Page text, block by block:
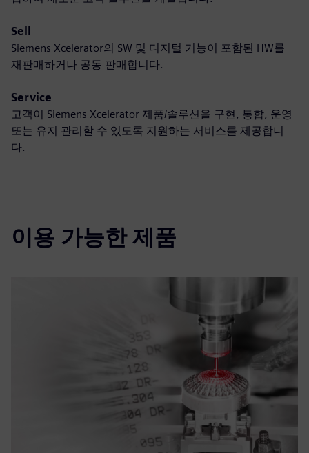
Sell
Siemens Xcelerator의 SW 및 디지털 기능이 포함된 HW를
재판매하거나 공동 판매합니다.
Service
고객이 Siemens Xcelerator 제품/솔루션을 구현, 통합, 운영
또는 유지 관리할 수 있도록 지원하는 서비스를 제공합니
다.
이용 가능한 제품